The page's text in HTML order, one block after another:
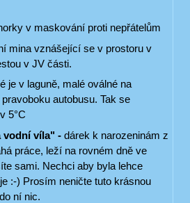
v maskování proti nepřátelům
mina vznášející se v prostoru v
v JV části.
je v laguně, malé oválné na
autobusu. Tak se
5°C
vodní víla" - dárek k narozeninám z
práce, leží na rovném dně ve
sami. Nechci aby byla lehce
:-) Prosím neničte tuto krásnou
ní nic.